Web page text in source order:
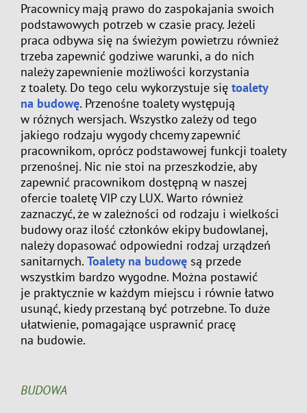
Pracownicy mają prawo do zaspokajania swoich
podstawowych potrzeb w czasie pracy. Jeżeli
praca odbywa się na świeżym powietrzu również
trzeba zapewnić godziwe warunki, a do nich
należy zapewnienie możliwości korzystania
z toalety. Do tego celu wykorzystuje się toalety
na budowę. Przenośne toalety występują
w różnych wersjach. Wszystko zależy od tego
jakiego rodzaju wygody chcemy zapewnić
pracownikom, oprócz podstawowej funkcji toalety
przenośnej. Nic nie stoi na przeszkodzie, aby
zapewnić pracownikom dostępną w naszej
ofercie toaletę VIP czy LUX. Warto również
zaznaczyć, że w zależności od rodzaju i wielkości
budowy oraz ilość członków ekipy budowlanej,
należy dopasować odpowiedni rodzaj urządzeń
sanitarnych. Toalety na budowę są przede
wszystkim bardzo wygodne. Można postawić
je praktycznie w każdym miejscu i równie łatwo
usunąć, kiedy przestaną być potrzebne. To duże
ułatwienie, pomagające usprawnić pracę
na budowie.
BUDOWA